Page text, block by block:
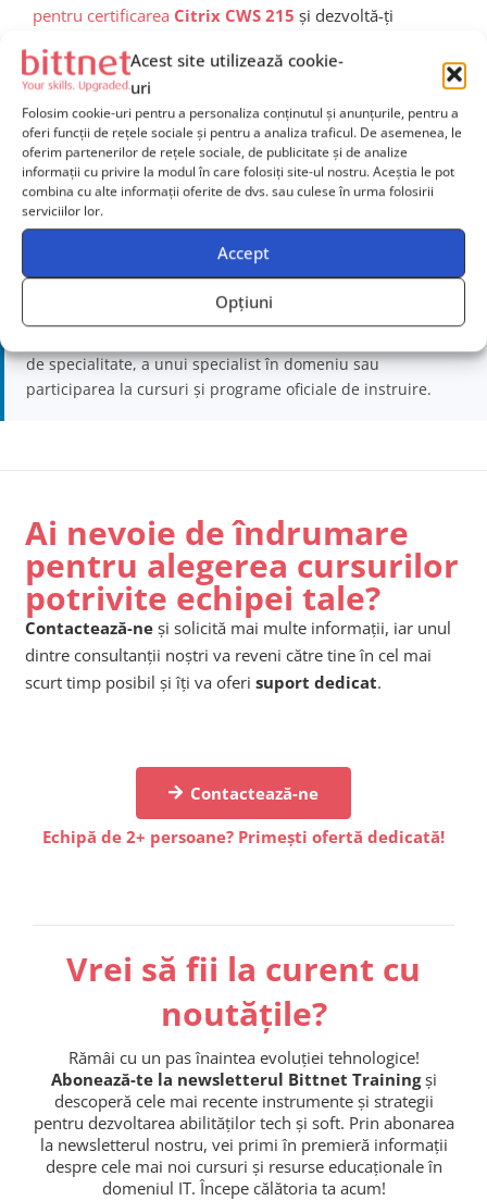
Acest site utilizează cookie-
uri
Folosim cookie-uri pentru a personaliza conținutul și anunțurile, pentru a
oferi funcții de rețele sociale și pentru a analiza traficul. De asemenea, le
oferim partenerilor de rețele sociale, de publicitate și de analize
informații cu privire la modul în care folosiți site-ul nostru. Aceștia le pot
combina cu alte informații oferite de dvs. sau culese în urma folosirii
serviciilor lor.
Accept
Opțiuni
pentru certificarea Citrix CWS 215 și dezvoltă-ți
Workspace. Această certificare îți va deschide noi
oportunități de carieră și te va pregăti pentru
provocările tehnice din mediul virtualizat modern.
Disclaimer:
artificiale în scop informativ și educațional. Conținutul a
publicare. Informațiile prezentate sunt destinate sprijinirii
de specialitate, a unui specialist în domeniu sau
participarea la cursuri și programe oficiale de instruire.
Ai nevoie de îndrumare
pentru alegerea cursurilor
potrivite echipei tale?
Contactează-ne și solicită mai multe informații, iar unul
dintre consultanții noștri va reveni către tine în cel mai
scurt timp posibil și îți va oferi suport dedicat.
Contactează-ne
Echipă de 2+ persoane? Primești ofertă dedicată!
Vrei să fii la curent cu
noutățile?
Rămâi cu un pas înaintea evoluției tehnologice!
Abonează-te la newsletterul Bittnet Trainingși
descoperă cele mai recente instrumente și strategii
pentru dezvoltarea abilităților tech și soft. Prin abonarea
la newsletterul nostru, vei primi în premieră informații
despre cele mai noi cursuri și resurse educaționale în
domeniul IT. Începe călătoria ta acum!